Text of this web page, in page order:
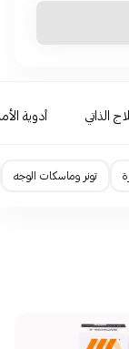
الذاتي أدوية
تونر وماسكات الوجه